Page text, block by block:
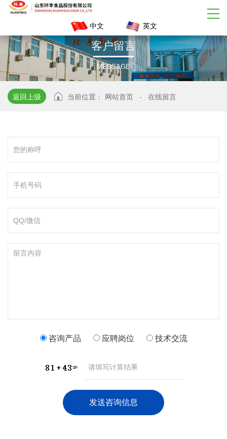
中文 英文
客户留言
MESSAGE
返回上级 当前位置： 网站首页 - 在线留言
咨询产品 应聘岗位 技术交流